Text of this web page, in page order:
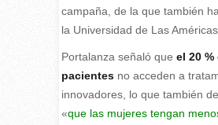
campaña, de la que también
la Universidad de Las Américas
Portalanza señaló que el 20 %
pacientesno acceden a
innovadores, lo que también
«que las mujeres tengan